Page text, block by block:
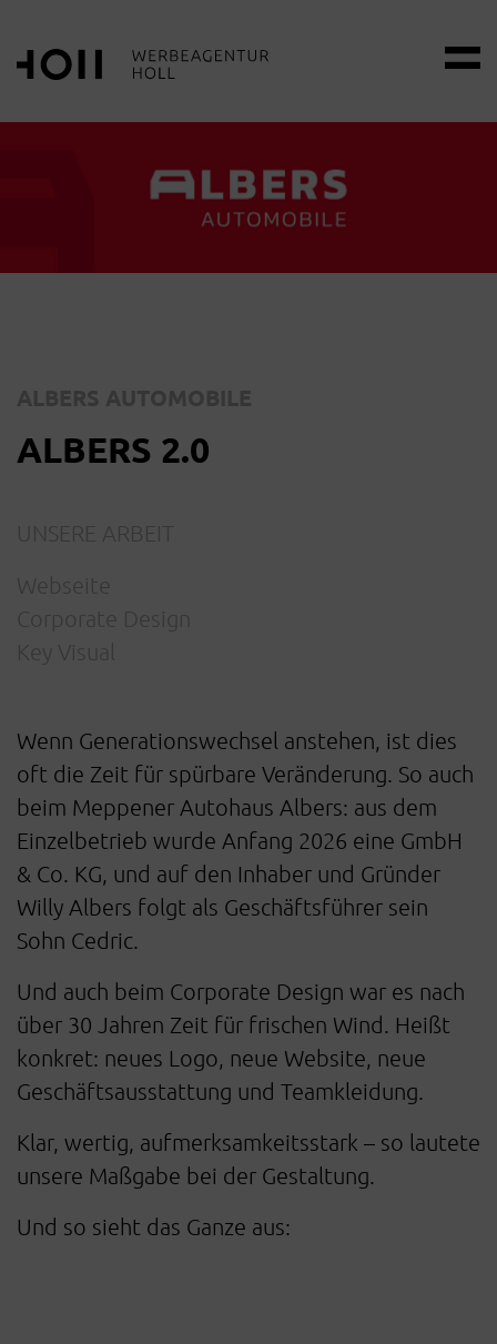
ALBERS 2.0
Wenn Generationswechsel anstehen, ist dies
oft die Zeit für spürbare Veränderung. So auch
beim Meppener Autohaus Albers: aus dem
Einzelbetrieb wurde Anfang 2026 eine GmbH
& Co. KG, und auf den Inhaber und Gründer
Willy Albers folgt als Geschäftsführer sein
Sohn Cedric.
Und auch beim Corporate Design war es nach
über 30 Jahren Zeit für frischen Wind. Heißt
konkret: neues Logo, neue Website, neue
Geschäftsausstattung und Teamkleidung.
Klar, wertig, aufmerksamkeitsstark – so lautete
unsere Maßgabe bei der Gestaltung.
Und so sieht das Ganze aus: